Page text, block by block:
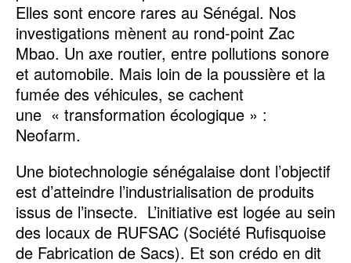
Elles sont encore rares au Sénégal. Nos
investigations mènent au rond-point Zac
Mbao. Un axe routier, entre pollutions sonore
et automobile. Mais loin de la poussière et la
fumée des véhicules, se cachent
une « transformation écologique » :
Neofarm.
Une biotechnologie sénégalaise dont l’objectif
est d’atteindre l’industrialisation de produits
issus de l’insecte. L’initiative est logée au sein
des locaux de RUFSAC (Société Rufisquoise
de Fabrication de Sacs). Et son crédo en dit